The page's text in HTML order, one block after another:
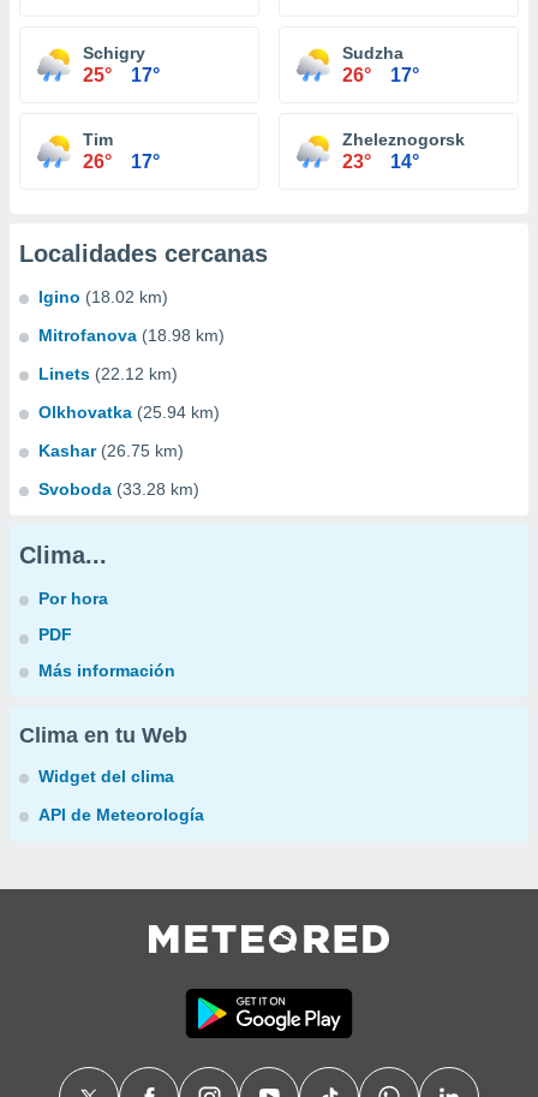
Schigry
25° 17°
Sudzha
26° 17°
Tim
26° 17°
Zheleznogorsk
23° 14°
Localidades cercanas
Igino (18.02 km)
Mitrofanova (18.98 km)
Linets (22.12 km)
Olkhovatka (25.94 km)
Kashar (26.75 km)
Svoboda (33.28 km)
Clima...
Por hora
PDF
Más información
Clima en tu Web
Widget del clima
API de Meteorología